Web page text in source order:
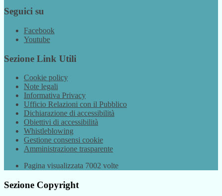
Seguici su
Facebook
Youtube
Sezione Link Utili
Cookie policy
Note legali
Informativa Privacy
Ufficio Relazioni con il Pubblico
Dichiarazione di accessibilità
Obiettivi di accessibilità
Whistleblowing
Gestione consensi cookie
Amministrazione trasparente
Pagina visualizzata 7002 volte
Sezione Copyright